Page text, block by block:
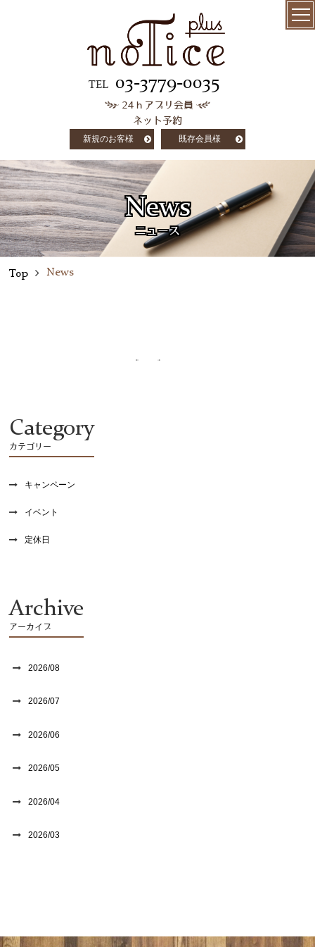
TEL 03-3779-0035
24ｈアプリ会員
ネット予約
新規のお客様 既存会員様
salon info
concept
customer voice
column
News
ニュース
Top News
Category
カテゴリー
キャンペーン
イベント
定休日
Archive
アーカイブ
2026/08
2026/07
2026/06
2026/05
2026/04
2026/03